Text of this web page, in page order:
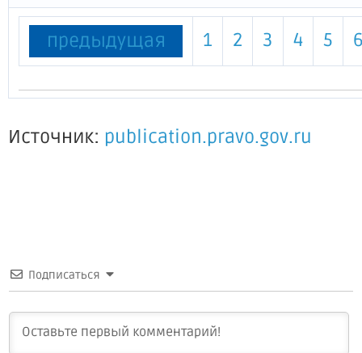
предыдущая 1 2 3 4 5
Источник: publication.pravo.gov.ru
Подписаться